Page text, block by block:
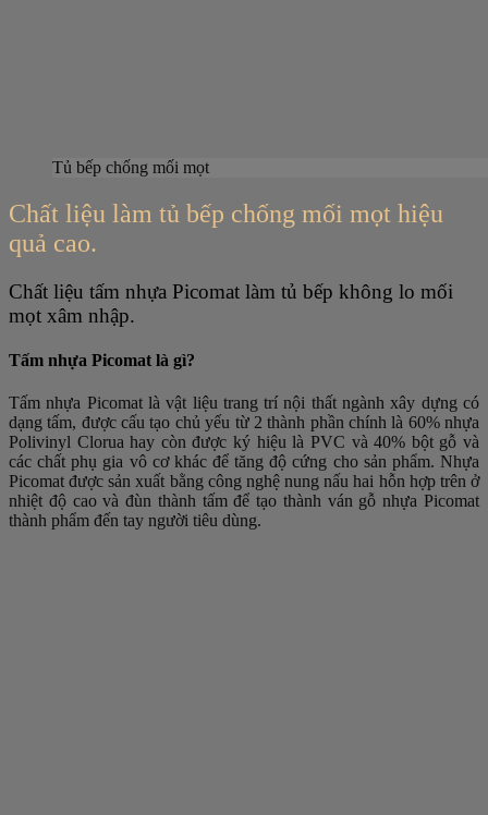
Tủ bếp chống mối mọt
Chất liệu làm tủ bếp chống mối mọt hiệu
quả cao.
Chất liệu tấm nhựa Picomat làm tủ bếp không lo mối
mọt xâm nhập.
Tấm nhựa Picomat là gì?
Tấm nhựa Picomat là vật liệu trang trí nội thất ngành xây dựng có
dạng tấm, được cấu tạo chủ yếu từ 2 thành phần chính là 60% nhựa
Polivinyl Clorua hay còn được ký hiệu là PVC và 40% bột gỗ và
các chất phụ gia vô cơ khác để tăng độ cứng cho sản phẩm. Nhựa
Picomat được sản xuất bằng công nghệ nung nấu hai hỗn hợp trên ở
nhiệt độ cao và đùn thành tấm để tạo thành ván gỗ nhựa Picomat
thành phẩm đến tay người tiêu dùng.